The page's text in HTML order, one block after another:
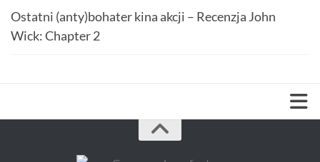
Ostatni (anty)bohater kina akcji – Recenzja John
Wick: Chapter 2